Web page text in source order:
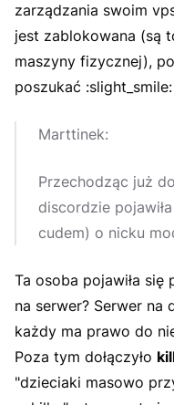
zarządzania swoim
jest zablokowana (są
maszyny fizycznej),
poszukać :slight_smile:
Marttinek:
Przechodząc już
discordzie
cudem) o nicku
Ta osoba pojawiła się
na serwer? Serwer na
każdy ma prawo do
Poza tym dołączyło
"dzieciaki masowo